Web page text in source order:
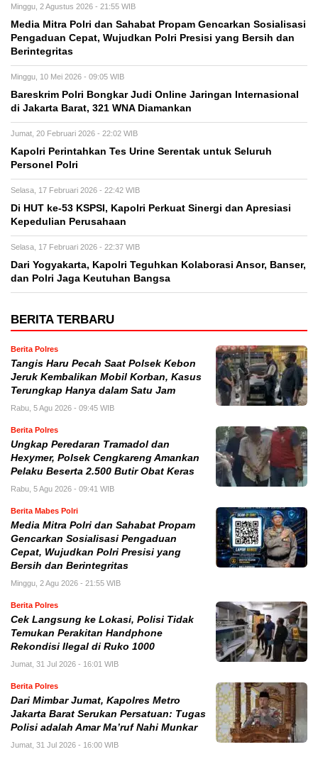
Minggu, 2 Agustus 2026 - 21:55 WIB
Media Mitra Polri dan Sahabat Propam Gencarkan Sosialisasi
Pengaduan Cepat, Wujudkan Polri Presisi yang Bersih dan
Berintegritas
Minggu, 10 Mei 2026 - 09:05 WIB
Bareskrim Polri Bongkar Judi Online Jaringan Internasional
di Jakarta Barat, 321 WNA Diamankan
Jumat, 20 Februari 2026 - 22:02 WIB
Kapolri Perintahkan Tes Urine Serentak untuk Seluruh
Personel Polri
Selasa, 17 Februari 2026 - 22:42 WIB
Di HUT ke-53 KSPSI, Kapolri Perkuat Sinergi dan Apresiasi
Kepedulian Perusahaan
Selasa, 17 Februari 2026 - 22:37 WIB
Dari Yogyakarta, Kapolri Teguhkan Kolaborasi Ansor, Banser,
dan Polri Jaga Keutuhan Bangsa
BERITA TERBARU
Berita Polres
Tangis Haru Pecah Saat Polsek Kebon
Jeruk Kembalikan Mobil Korban, Kasus
Terungkap Hanya dalam Satu Jam
Rabu, 5 Agu 2026 - 09:45 WIB
Berita Polres
Ungkap Peredaran Tramadol dan
Hexymer, Polsek Cengkareng Amankan
Pelaku Beserta 2.500 Butir Obat Keras
Rabu, 5 Agu 2026 - 09:41 WIB
Berita Mabes Polri
Media Mitra Polri dan Sahabat Propam
Gencarkan Sosialisasi Pengaduan
Cepat, Wujudkan Polri Presisi yang
Bersih dan Berintegritas
Minggu, 2 Agu 2026 - 21:55 WIB
Berita Polres
Cek Langsung ke Lokasi, Polisi Tidak
Temukan Perakitan Handphone
Rekondisi Ilegal di Ruko 1000
Jumat, 31 Jul 2026 - 16:01 WIB
Berita Polres
Dari Mimbar Jumat, Kapolres Metro
Jakarta Barat Serukan Persatuan: Tugas
Polisi adalah Amar Ma’ruf Nahi Munkar
Jumat, 31 Jul 2026 - 16:00 WIB